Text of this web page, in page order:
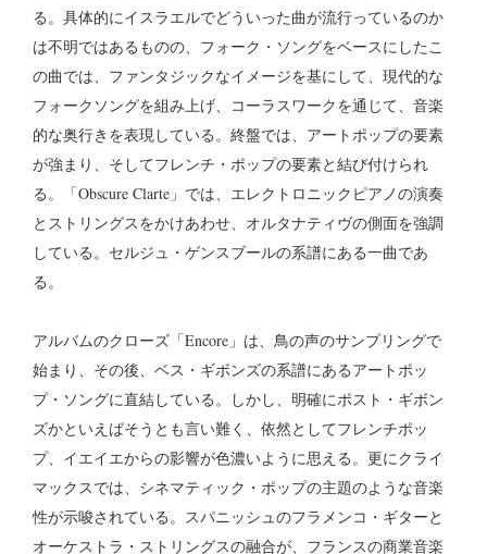
る。具体的にイスラエルでどういった曲が流行っているのか
は不明ではあるものの、フォーク・ソングをベースにしたこ
の曲では、ファンタジックなイメージを基にして、現代的な
フォークソングを組み上げ、コーラスワークを通じて、音楽
的な奥行きを表現している。終盤では、アートポップの要素
が強まり、そしてフレンチ・ポップの要素と結び付けられ
る。「Obscure Clarte」では、エレクトロニックピアノの演奏
とストリングスをかけあわせ、オルタナティヴの側面を強調
している。セルジュ・ゲンスブールの系譜にある一曲であ
る。
アルバムのクローズ「Encore」は、鳥の声のサンプリングで
始まり、その後、ベス・ギボンズの系譜にあるアートポッ
プ・ソングに直結している。しかし、明確にポスト・ギボン
ズかといえばそうとも言い難く、依然としてフレンチポッ
プ、イエイエからの影響が色濃いように思える。更にクライ
マックスでは、シネマティック・ポップの主題のような音楽
性が示唆されている。スパニッシュのフラメンコ・ギターと
オーケストラ・ストリングスの融合が、フランスの商業音楽